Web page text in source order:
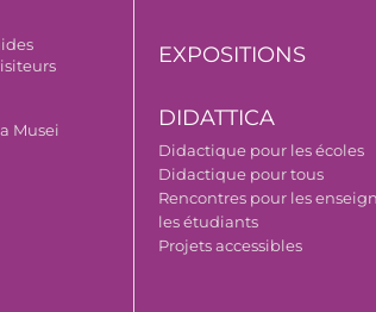
Musei
EXPOSITIONS
DIDATTICA
Didactique pour les écoles
Didactique pour tous
Rencontres pour les
les étudiants
Projets accessibles